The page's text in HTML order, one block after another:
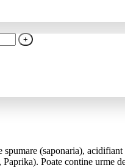
(saponaria),
Poate contine